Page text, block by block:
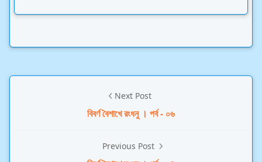
Next Post
বিবর্ণ বৈশাখে রংধনু । পর্ব - ০৬
Previous Post